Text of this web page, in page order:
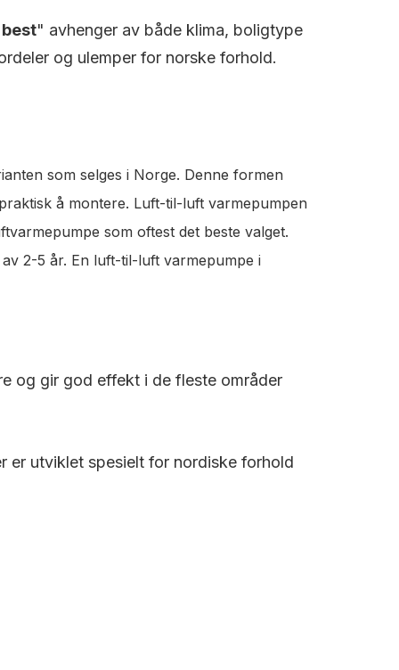
best" avhenger av både klima, boligtype
og ulemper for norske forhold.
som selges i Norge. Denne formen
å montere. Luft-til-luft varmepumpen
som oftest det beste valget.
2-5 år. En luft-til-luft varmepumpe i
og gir god effekt i de fleste områder
er utviklet spesielt for nordiske forhold